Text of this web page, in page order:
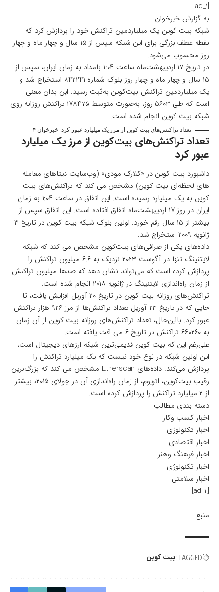
[ad_1]
به گزارش خبرخوان
شبکه بیت کوین یک میلیاردمین تراکنش خود را پردازش کرد که
نقطه عطف بزرگی برای این شبکه سپس از ۱۵ سال و چهار ماه و چهار
روز محسوب می‌شود.
در تاریخ ۱۷ اردیبهشت‌ماه ساعت ۱:۰۴ بامداد به زمان ایران، سپس از
۱۵ سال و چهار ماه و چهار روز بلوک شماره ۸۴۲۲۴۱ استخراج شد و
یک میلیاردمین تراکنش بیت‌کوین به‌ثبت رسید. این بدان معنی
است که طی ۵۶۰۳ روز، به‌صورت متوسط ۱۷۸۴۷۵ تراکنش روزانه روی
شبکه بیت کوین انجام شده است.
تعداد تراکنش‌های بیت کوین از مرز یک میلیارد عبور کرد_خبرخوان ۴
تعداد تراکنش‌های بیت‌کوین از مرز یک میلیارد
عبور کرد
داشبورد بیت کوین در «کلارک مودی» (وب‌سایت دیتاهای معامله
های لحظه‌ای بیت کوین) مشخص می کند که تراکنش‌های بیت
کوین به یک میلیارد رسیده است. این اتفاق در ساعت ۱:۰۴ به زمان
ایران در روز ۱۷ اردیبهشت‌ماه اتفاق افتاده است. این اتفاق سپس از
ژانویه ۲۰۰۹ استخراج شد.
داده‌های یکی از صرافی‌های بیت‌کوین مشخص می کند که شبکه
لایتنینگ تنها در آگوست ۲۰۲۳ نزدیک به ۶.۶ میلیون تراکنش را
پردازش کرده است که می‌تواند نشان دهد که صدها میلیون تراکنش
از زمان راه‌اندازی لایتنینگ در ژانویه ۲۰۱۸ انجام شده است.
تراکنش‌های روزانه بیت کوین در تاریخ ۲۰ آوریل افزایش یافت، تا
جایی که در تاریخ ۲۳ آوریل تعداد تراکنش‌ها از مرز ۹۲۶ هزار تراکنش
عبور کرد. بااین‌حال، تعداد تراکنش‌های روزانه بیت کوین از آن زمان
به ۶۶۰۲۶۰ تراکنش در تاریخ ۶ می افت یافته است.
علی‌رغم این که بیت کوین قدیمی‌ترین شبکه ارزهای دیجیتال است،
این اولین شبکه در نوع خود نیست که یک میلیارد تراکنش را
پردازش می‌کند. داده‌های Etherscan مشخص می کند که بزرگ‌ترین
رقیب بیت‌کوین، اتریوم، از زمان راه‌اندازی آن در جولای ۲۰۱۵، بیشتر
از ۲ میلیارد تراکنش را پردازش کرده است.
دسته بندی مطالب
اخبار کسب وکار
اخبار تکنولوژی
اخبار اقتصادی
اخبار فرهنگ وهنر
اخبار تکنولوژی
اخبار سلامتی
[ad_2]
منبع
TAGGED: بیت کوین